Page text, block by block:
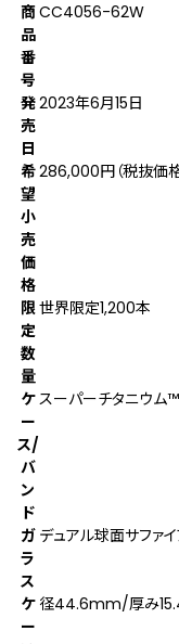
商
品
番
号
CC4056-62W
発
売
日
2023年6月15日
希
望
小
売
価
格
286,000円（税抜価
限
定
数
量
世界限定1,200本
ケ
ー
ス/
バ
ン
ド
スーパーチタニウム™
ガ
ラ
ス
デュアル球面サファイ
ケ
ー
径44.6mm/厚み